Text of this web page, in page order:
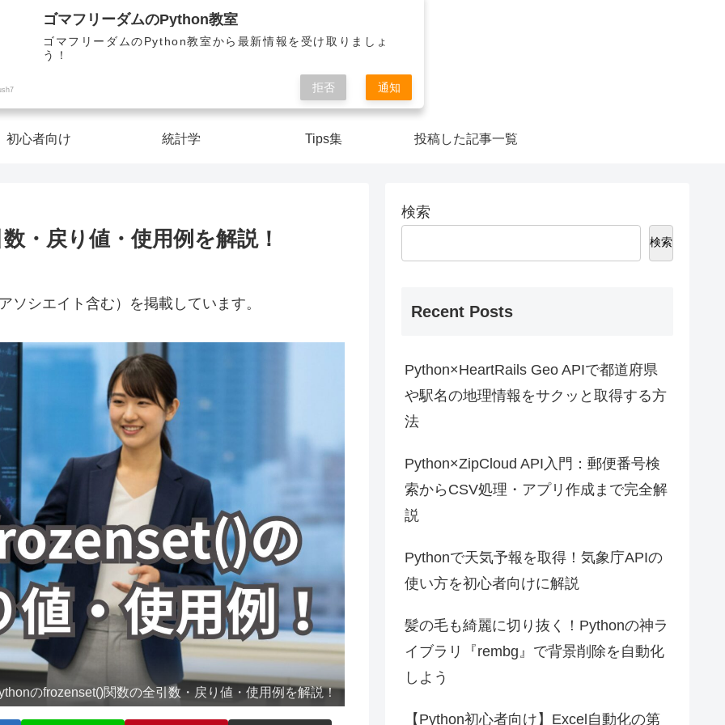
Pythonを楽しく学んで人生を切り開こう！
ゴマフリーダムのPython教室
初心者向け 統計学 Tips集 投稿した記事一覧
・戻り値・使用例を解説！
シエイト含む）を掲載しています。
のfrozenset()関数の全引数・戻り値・使用例を解説！
検索
検索
Recent Posts
Python×HeartRails Geo APIで都道府県
や駅名の地理情報をサクッと取得する方
法
Python×ZipCloud API入門：郵便番号検
索からCSV処理・アプリ作成まで完全解
説
Pythonで天気予報を取得！気象庁APIの
使い方を初心者向けに解説
髪の毛も綺麗に切り抜く！Pythonの神ラ
イブラリ『rembg』で背景削除を自動化
しよう
【Python初心者向け】Excel自動化の第
ゴマフリーダムのPython教室
ゴマフリーダムのPython教室から最新情報を受け取りましょ
う！
拒否 通知